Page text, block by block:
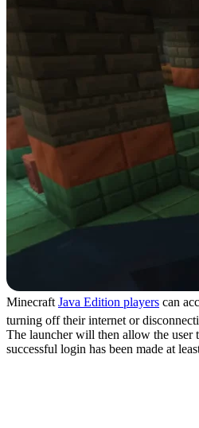
Minecraft Java Edition players can
turning off their internet or
The launcher will then allow the user
successful login has been made at